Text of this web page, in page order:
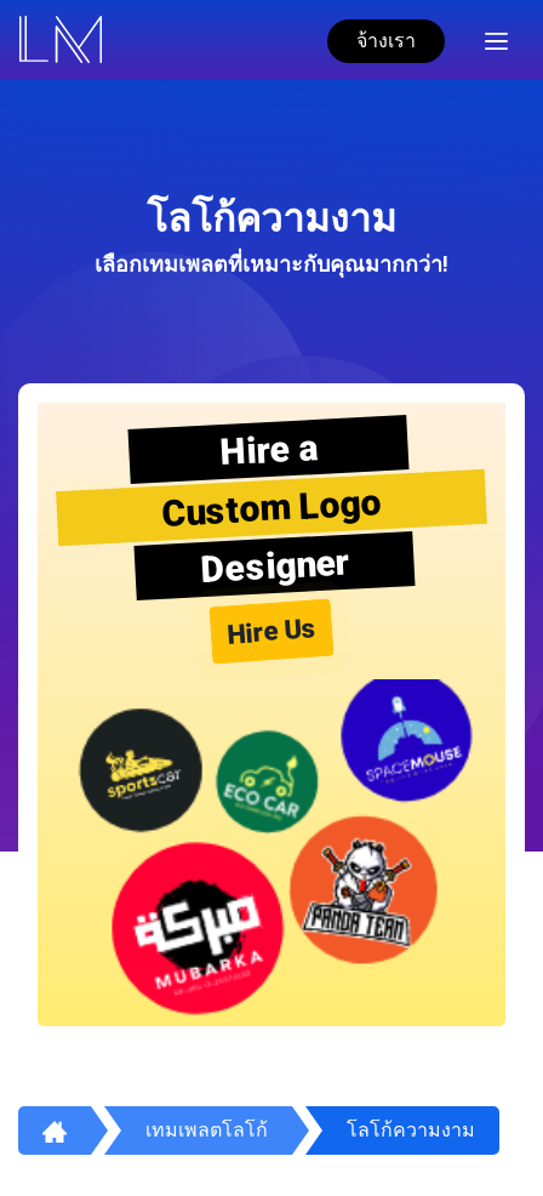
จ้างเรา
โลโก้ความงาม
เลือกเทมเพลตที่เหมาะกับคุณมากกว่า!
Hire a
Custom Logo
Designer
Hire Us
เทมเพลตโลโก้ โลโก้ความงาม